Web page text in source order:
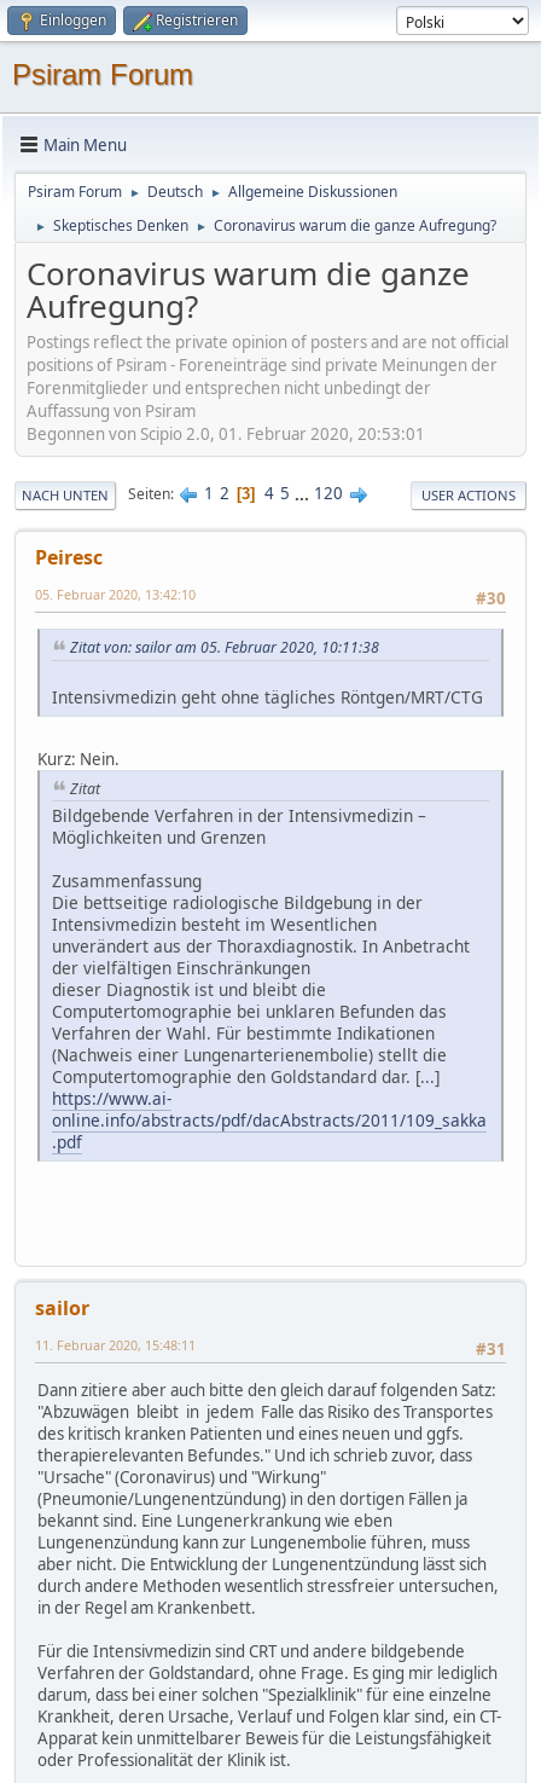
Einloggen Registrieren
Psiram Forum
Main Menu
Psiram Forum ► Deutsch ► Allgemeine Diskussionen
► Skeptisches Denken ► Coronavirus warum die ganze Aufregung?
Coronavirus warum die ganze
Aufregung?
Postings reflect the private opinion of posters and are not official
positions of Psiram - Foreneinträge sind private Meinungen der
Forenmitglieder und entsprechen nicht unbedingt der
Auffassung von Psiram
Begonnen von Scipio 2.0, 01. Februar 2020, 20:53:01
NACH UNTEN Seiten 1 2 3 4 5 ... 120 USER ACTIONS
Peiresc
#30
05. Februar 2020, 13:42:10
Zitat von: sailor am 05. Februar 2020, 10:11:38
Intensivmedizin geht ohne tägliches Röntgen/MRT/CTG
Kurz: Nein.
Zitat
Bildgebende Verfahren in der Intensivmedizin –
Möglichkeiten und Grenzen
Zusammenfassung
Die bettseitige radiologische Bildgebung in der
Intensivmedizin besteht im Wesentlichen
unverändert aus der Thoraxdiagnostik. In Anbetracht
der vielfältigen Einschränkungen
dieser Diagnostik ist und bleibt die
Computertomographie bei unklaren Befunden das
Verfahren der Wahl. Für bestimmte Indikationen
(Nachweis einer Lungenarterienembolie) stellt die
Computertomographie den Goldstandard dar. [...]
https://www.ai-
online.info/abstracts/pdf/dacAbstracts/2011/109_sakka
.pdf
sailor
#31
11. Februar 2020, 15:48:11
Dann zitiere aber auch bitte den gleich darauf folgenden Satz:
"Abzuwägen bleibt in jedem Falle das Risiko des Transportes
des kritisch kranken Patienten und eines neuen und ggfs.
therapierelevanten Befundes." Und ich schrieb zuvor, dass
"Ursache" (Coronavirus) und "Wirkung"
(Pneumonie/Lungenentzündung) in den dortigen Fällen ja
bekannt sind. Eine Lungenerkrankung wie eben
Lungenenzündung kann zur Lungenembolie führen, muss
aber nicht. Die Entwicklung der Lungenentzündung lässt sich
durch andere Methoden wesentlich stressfreier untersuchen,
in der Regel am Krankenbett.
Für die Intensivmedizin sind CRT und andere bildgebende
Verfahren der Goldstandard, ohne Frage. Es ging mir lediglich
darum, dass bei einer solchen "Spezialklinik" für eine einzelne
Krankheit, deren Ursache, Verlauf und Folgen klar sind, ein CT-
Apparat kein unmittelbarer Beweis für die Leistungsfähigkeit
oder Professionalität der Klinik ist.